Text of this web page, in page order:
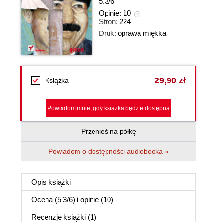
Opinie: 10
Stron: 224
Druk: oprawa miękka
Książka 29,90 zł
Powiadom mnie, gdy książka będzie dostępna
Przenieś na półkę
Powiadom o dostępności audiobooka »
Opis książki
Ocena (5.3/6) i opinie (10)
Recenzje książki (1)